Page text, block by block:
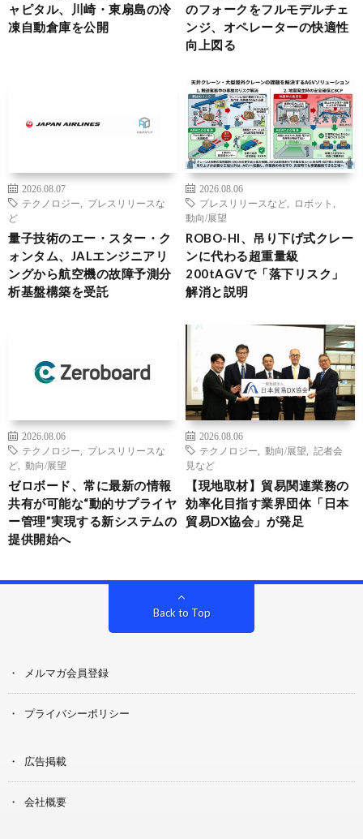
ャピタル、川崎・東扇島の冷
凍自動倉庫を公開
のフォークをフルモデルチェ
ンジ、オペレーターの快適性
向上図る
2026.08.07
テクノロジー
プレスリリースな
ど
量子技術のエー・スター・ク
ォンタム、JALエンジニアリ
ングから航空機の故障予測分
析基盤構築を受託
2026.08.06
プレスリリースなど
ロボット
動向/展望
ROBO-HI、吊り下げ式クレー
ンに代わる超重量級
200tAGVで「落下リスク」
解消と説明
2026.08.06
テクノロジー
プレスリリースな
ど
動向/展望
ゼロボード、常に最新の情報
共有が可能な“動的サプライヤ
ー管理”実現する新システムの
提供開始へ
2026.08.06
テクノロジー
動向/展望
記者会
見など
【現地取材】貿易関連業務の
効率化目指す業界団体「日本
貿易DX協会」が発足
Back to Top
メルマガ会員登録
プライバシーポリシー
広告掲載
会社概要